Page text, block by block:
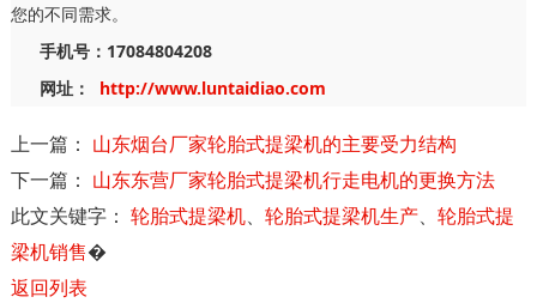
您的不同需求。
手机号：17084804208
网址：
http://www.luntaidiao.com
上一篇： 山东烟台厂家轮胎式提梁机的主要受力结构
下一篇： 山东东营厂家轮胎式提梁机行走电机的更换方法
此文关键字： 轮胎式提梁机、 轮胎式提梁机生产、 轮胎式提
梁机销售�
返回列表